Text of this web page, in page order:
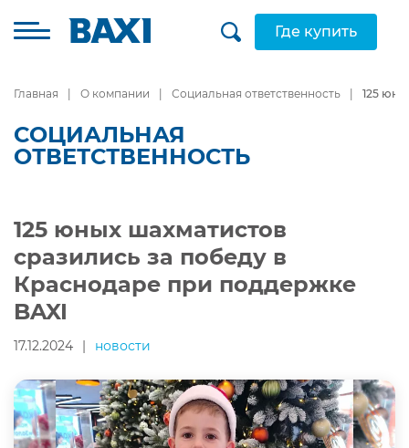
Где купить
Главная О компании Социальная ответственность 125
СОЦИАЛЬНАЯ
ОТВЕТСТВЕННОСТЬ
125 юных шахматистов
сразились за победу в
Краснодаре при поддержке
BAXI
17.12.2024 | новости